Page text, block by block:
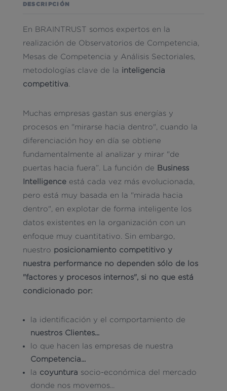
DESCRIPCIÓN
En BRAINTRUST somos expertos en la
realización de Observatorios de Competencia,
Mesas de Competencia y Análisis Sectoriales,
metodologías clave de la inteligencia
competitiva
Muchas empresas gastan sus energías y
procesos en "mirarse hacia dentro", cuando la
diferenciación hoy en día se obtiene
fundamentalmente al analizar y mirar "de
puertas hacia fuera”. La función de Business
Intelligenceestá cada vez más evolucionada,
pero está muy basada en la "mirada hacia
dentro", en explotar de forma inteligente los
datos existentes en la organización con un
enfoque muy cuantitativo. Sin embargo,
nuestro posicionamiento competitivo y
nuestra performance no dependen sólo de los
"factores y procesos internos", si no que está
condicionado por:
la identificación y el comportamiento de
nuestros Clientes...
lo que hacen las empresas de nuestra
Competencia...
la coyuntura socio-económica del mercado
donde nos movemos...